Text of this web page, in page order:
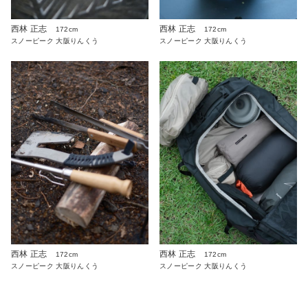
西林 正志
172cm
スノーピーク 大阪りんくう
西林 正志
172cm
スノーピーク 大阪りんくう
西林 正志
172cm
スノーピーク 大阪りんくう
西林 正志
172cm
スノーピーク 大阪りんくう